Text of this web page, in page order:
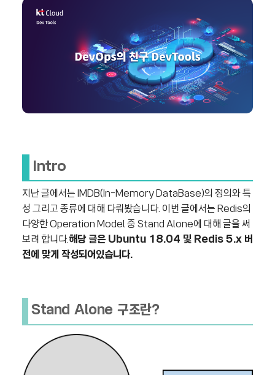
Intro
지난 글에서는 IMDB(In-Memory DataBase)의 정의와 특
성 그리고 종류에 대해 다뤄봤습니다. 이번 글에서는 Redis의
다양한 Operation Model 중 Stand Alone에 대해 글을 써
보려 합니다.해당 글은 Ubuntu 18.04 및 Redis 5.x 버
전에 맞게 작성되어있습니다.
Stand Alone 구조란?